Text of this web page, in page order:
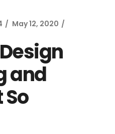
May 12, 2020
and
So